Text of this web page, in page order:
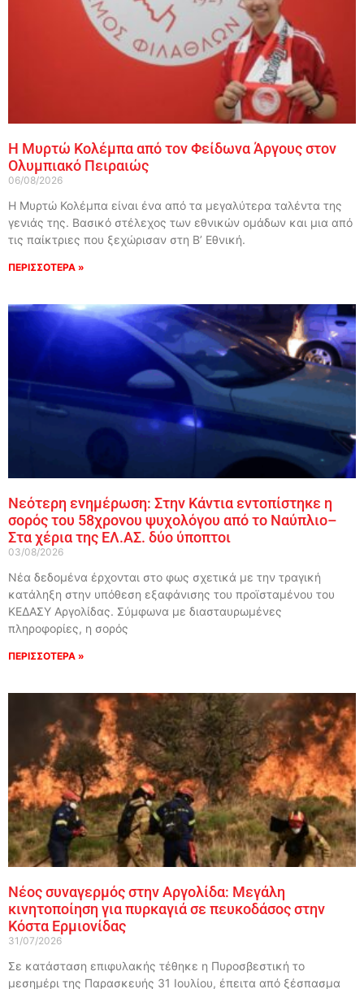
Η Μυρτώ Κολέμπα από τον Φείδωνα Άργους στον
Ολυμπιακό Πειραιώς
06/08/2026
Η Μυρτώ Κολέμπα είναι ένα από τα μεγαλύτερα ταλέντα της
γενιάς της. Βασικό στέλεχος των εθνικών ομάδων και μια από
τις παίκτριες που ξεχώρισαν στη Β’ Εθνική.
ΠΕΡΙΣΣΟΤΕΡΑ »
Νεότερη ενημέρωση: Στην Κάντια εντοπίστηκε η
σορός του 58χρονου ψυχολόγου από το Ναύπλιο–
Στα χέρια της ΕΛ.ΑΣ. δύο ύποπτοι
03/08/2026
Νέα δεδομένα έρχονται στο φως σχετικά με την τραγική
κατάληξη στην υπόθεση εξαφάνισης του προϊσταμένου του
ΚΕΔΑΣΥ Αργολίδας. Σύμφωνα με διασταυρωμένες
πληροφορίες, η σορός
ΠΕΡΙΣΣΟΤΕΡΑ »
Νέος συναγερμός στην Αργολίδα: Μεγάλη
κινητοποίηση για πυρκαγιά σε πευκοδάσος στην
Κόστα Ερμιονίδας
31/07/2026
Σε κατάσταση επιφυλακής τέθηκε η Πυροσβεστική το
μεσημέρι της Παρασκευής 31 Ιουλίου, έπειτα από ξέσπασμα